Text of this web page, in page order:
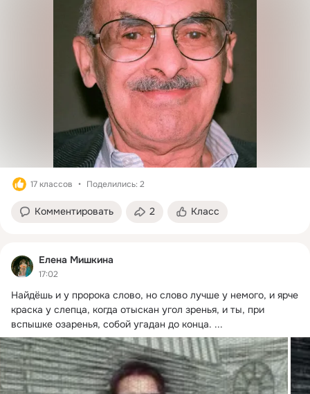
17 классов Поделились: 2
Комментировать 2 Класс
Елена Мишкина
17:02
Найдёшь и у пророка слово, но слово лучше у немого, и ярче
краска у слепца, когда отыскан угол зренья, и ты, при
вспышке озаренья, собой угадан до конца. ...